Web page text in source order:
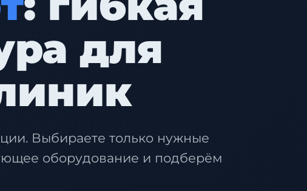
для
Выбираете только нужные
оборудование и подберём